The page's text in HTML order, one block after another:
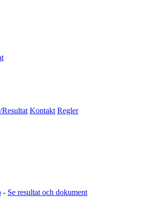
Kontakt Regler
- Se resultat och dokument